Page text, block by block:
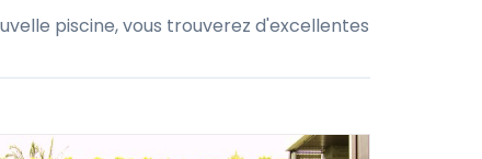
piscine, vous trouverez d'excellentes